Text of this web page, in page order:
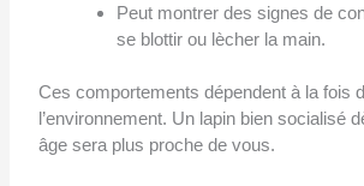
Peut montrer des signes de
se blottir ou lècher la main.
Ces comportements dépendent à la fois
l’environnement. Un lapin bien socialisé
âge sera plus proche de vous.